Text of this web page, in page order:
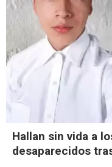
Hallan sin vida a
desaparecidos